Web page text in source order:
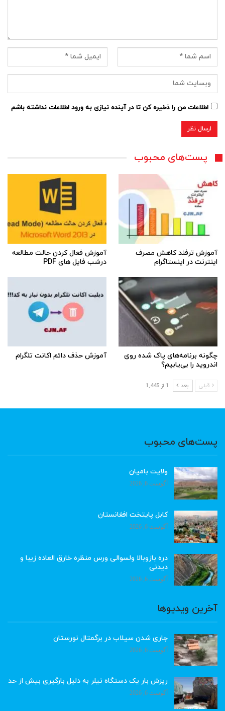
اطلاعات من را ذخیره کن تا در آینده نیازی به ورود اطلاعات نداشته باشم
پست‌های محبوب
آموزش ترفند کاهش مصرف
اینترنت در اینستاگرام
آموزش فعال کردن حالت مطالعه
درشب فایل های PDF
چگونه برنامه‌های پاک شده روی
اندروید را بی‌یابیم؟
آموزش حذف دائم اکانت تلگرام
قبلی بعد 1 از 1,445
پست‌های محبوب
ولایت بامیان
آگوست 6, 2026
کابل پایتخت افغانستان
آگوست 6, 2026
دره بازوبالا ولسوالی ورس منظره خارق العاده زیبا و
دیدنی
آگوست 6, 2026
آخرین ویدیوها
جاری شدن سیلاب در برگمتال نورستان
آگوست 6, 2026
ریزش بار یک دستگاه تیلر به دلیل بارگیری بیش از حد
آگوست 6, 2026